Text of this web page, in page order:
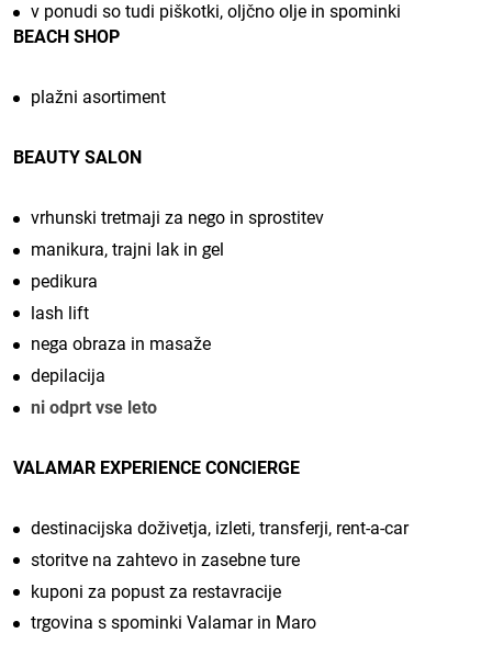
v ponudi so tudi piškotki, oljčno olje in spominki
BEACH SHOP
plažni asortiment
BEAUTY SALON
vrhunski tretmaji za nego in sprostitev
manikura, trajni lak in gel
pedikura
lash lift
nega obraza in masaže
depilacija
ni odprt vse leto
VALAMAR EXPERIENCE CONCIERGE
destinacijska doživetja, izleti, transferji, rent-a-car
storitve na zahtevo in zasebne ture
kuponi za popust za restavracije
trgovina s spominki Valamar in Maro